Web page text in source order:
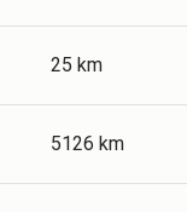
25 km
5126 km